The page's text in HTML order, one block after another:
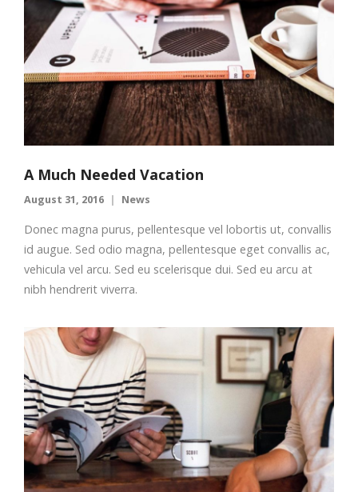
A Much Needed Vacation
August 31, 2016 News
Donec magna purus, pellentesque vel lobortis ut, convallis
id augue. Sed odio magna, pellentesque eget convallis ac,
vehicula vel arcu. Sed eu scelerisque dui. Sed eu arcu at
nibh hendrerit viverra.